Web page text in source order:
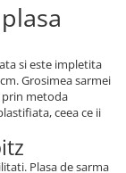
si este impletita
Grosimea sarmei
prin metoda
ceea ce ii
Plasa de sarma